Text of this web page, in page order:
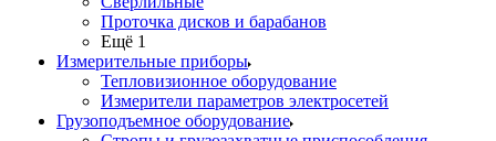
Проточка дисков и барабанов
Ещё 1
Измерительные приборы
Тепловизионное оборудование
Измерители параметров электросетей
Грузоподъемное оборудование